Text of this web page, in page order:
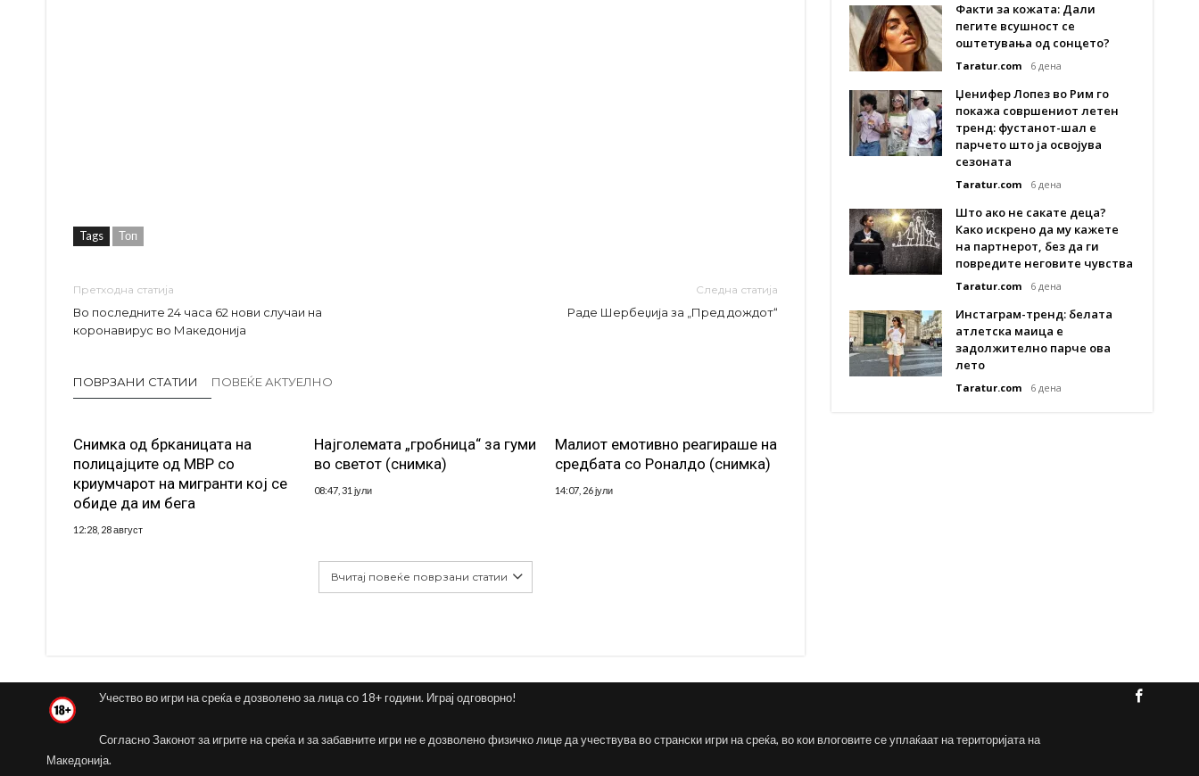
Tags Топ
Претходна статија
Во последните 24 часа 62 нови случаи на
коронавирус во Македонија
Следна статија
Раде Шербеџија за „Пред дождот“
ПОВРЗАНИ СТАТИИ ПОВЕЌЕ АКТУЕЛНО
Снимка од брканицата на
полицајците од МВР со
криумчарот на мигранти кој се
обиде да им бега
12:28, 28 август
Најголемата „гробница“ за гуми
во светот (снимка)
08:47, 31 јули
Малиот емотивно реагираше на
средбата со Роналдо (снимка)
14:07, 26 јули
Вчитај повеќе поврзани статии
Факти за кожата: Дали
пегите всушност се
оштетувања од сонцето?
Taratur.com 6 дена
Џенифер Лопез во Рим го
покажа совршениот летен
тренд: фустанот-шал е
парчето што ја освојува
сезоната
Taratur.com 6 дена
Што ако не сакате деца?
Како искрено да му кажете
на партнерот, без да ги
повредите неговите чувства
Taratur.com 6 дена
Инстаграм-тренд: белата
атлетска маица е
задолжително парче ова
лето
Taratur.com 6 дена
Учество во игри на среќа е дозволено за лица со 18+ години. Играј одговорно!
Согласно Законот за игрите на среќа и за забавните игри не е дозволено физичко лице да учествува во странски игри на среќа, во кои влоговите се уплаќаат на територијата на
Македонија.